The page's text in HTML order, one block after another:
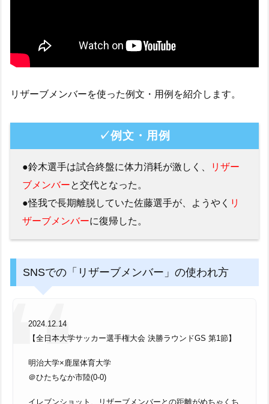
リザーブメンバーを使った例文・用例を紹介します。
✓例文・用例
●鈴木選手は試合終盤に体力消耗が激しく、
リザー
ブメンバーと交代となった。
●怪我で長期離脱していた佐藤選手が、ようやく リ
ザーブメンバーに復帰した。
SNSでの「リザーブメンバー」の使われ方
2024.12.14
【全日本大学サッカー選手権大会 決勝ラウンドGS 第1節】
明治大学×鹿屋体育大学
＠ひたちなか市陸(0-0)
イレブンショット、リザーブメンバーとの距離がめちゃくち